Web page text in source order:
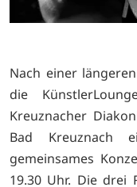
Nach einer
die
Kreuznacher
Bad Kreuznach
gemeinsames
19.30 Uhr. Die drei